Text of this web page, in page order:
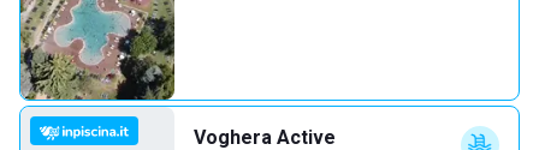
Voghera Active